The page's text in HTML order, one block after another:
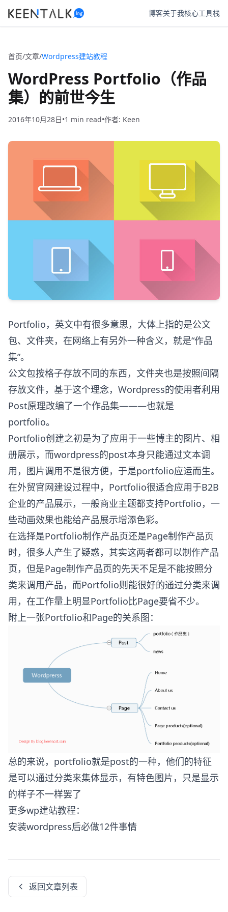
博客关于我核心工具栈
首页/文章/Wordpress建站教程
WordPress Portfolio（作品
集）的前世今生
2016年10月28日•1 •作者: Keen
Portfolio，英文中有很多意思，大体上指的是公文
包、文件夹，在网络上有另外一种含义，就是“作品
集”。
公文包按格子存放不同的东西，文件夹也是按照间隔
存放文件，基于这个理念，Wordpress的使用者利用
Post原理改编了一个作品集———也就是
portfolio。
Portfolio创建之初是为了应用于一些博主的图片、相
册展示，而wordpress的post本身只能通过文本调
用，图片调用不是很方便，于是portfolio应运而生。
在外贸官网建设过程中，Portfolio很适合应用于B2B
企业的产品展示，一般商业主题都支持Portfolio，一
些动画效果也能给产品展示增添色彩。
在选择是Portfolio制作产品页还是Page制作产品页
时，很多人产生了疑惑，其实这两者都可以制作产品
页，但是Page制作产品页的先天不足是不能按照分
类来调用产品，而Portfolio则能很好的通过分类来调
用，在工作量上明显Portfolio比Page要省不少。
附上一张Portfolio和Page的关系图：
总的来说，portfolio就是post的一种，他们的特征
是可以通过分类来集体显示，有特色图片，只是显示
的样子不一样罢了
更多wp建站教程：
安装wordpress后必做12件事情
返回文章列表